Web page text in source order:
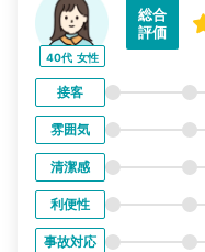
40代 女性
総合
評価
接客
雰囲気
清潔感
利便性
事故対応